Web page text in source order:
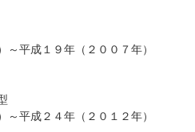
平成１９年（２００７年）
平成２４年（２０１２年）